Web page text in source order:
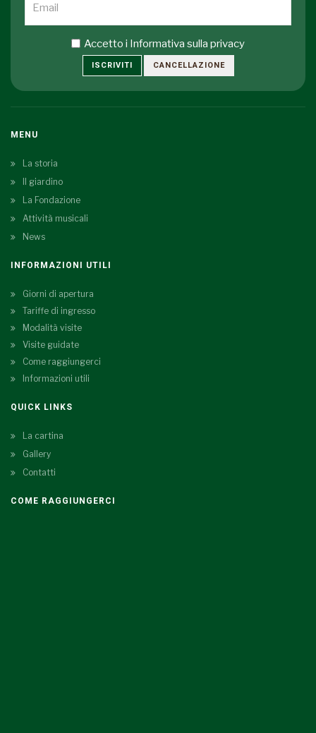
Accetto i Informativa sulla privacy
ISCRIVITI CANCELLAZIONE
MENU
La storia
Il giardino
La Fondazione
Attività musicali
News
INFORMAZIONI UTILI
Giorni di apertura
Tariffe di ingresso
Modalità visite
Visite guidate
Come raggiungerci
Informazioni utili
QUICK LINKS
La cartina
Gallery
Contatti
COME RAGGIUNGERCI